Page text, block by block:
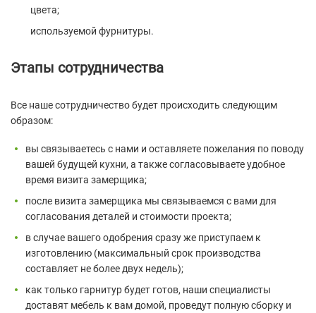
цвета;
используемой фурнитуры.
Этапы сотрудничества
Все наше сотрудничество будет происходить следующим
образом:
вы связываетесь с нами и оставляете пожелания по поводу
вашей будущей кухни, а также согласовываете удобное
время визита замерщика;
после визита замерщика мы связываемся с вами для
согласования деталей и стоимости проекта;
в случае вашего одобрения сразу же приступаем к
изготовлению (максимальный срок производства
составляет не более двух недель);
как только гарнитур будет готов, наши специалисты
доставят мебель к вам домой, проведут полную сборку и